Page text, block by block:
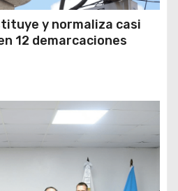
y normaliza casi
12 demarcaciones